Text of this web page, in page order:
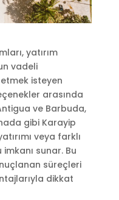
yatırım
vadeli
isteyen
arasında
ve Barbuda,
gibi Karayip
veya farklı
sunar. Bu
süreçleri
dikkat